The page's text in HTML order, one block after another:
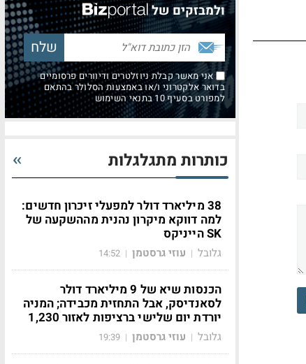
ולמבזקים של
אני מאשר קבלת ניוזלטרים ודיוורים פרסומיים
בדואר אלקטרוני ו/או באמצעות הסלולר בהתאם
למפורט בסעיף 10 בתנאי השימוש
כותרות מתגלגלות
38 מיליארד דולר למפעלי זיכרון חדשים:
למה דווקא מיקרון נהנית מההשקעה של
SK הייניקס
גלובל | עוזי גרסטמן |
14:52
הכנסות שיא של 9 מיליארד דולר
לסאנדיסק, אבל התחזית מכבידה; המניה
יורדת יום שלישי ברציפות לאזור 1,230
גלובל | עוזי גרסטמן |
19:39